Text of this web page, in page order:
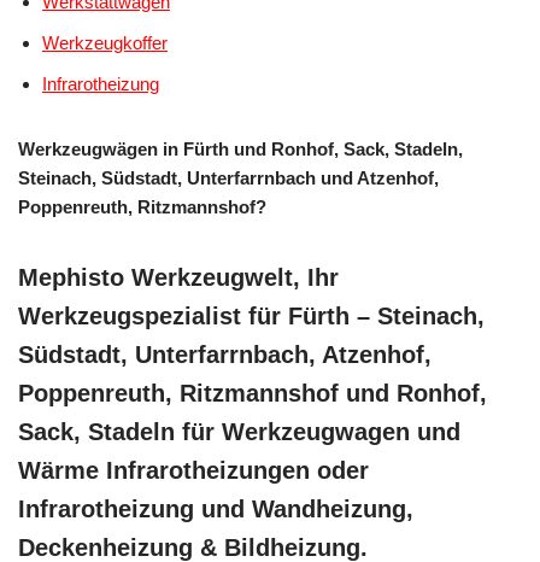
Werkzeugkoffer
Infrarotheizung
Werkzeugwägen in Fürth und Ronhof, Sack, Stadeln,
Steinach, Südstadt, Unterfarrnbach und Atzenhof,
Poppenreuth, Ritzmannshof?
Mephisto Werkzeugwelt, Ihr
Werkzeugspezialist für Fürth – Steinach,
Südstadt, Unterfarrnbach, Atzenhof,
Poppenreuth, Ritzmannshof und Ronhof,
Sack, Stadeln für Werkzeugwagen und
Wärme Infrarotheizungen oder
Infrarotheizung und Wandheizung,
Deckenheizung & Bildheizung.